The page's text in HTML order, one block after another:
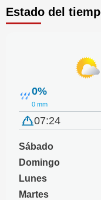
Estado del
0%
0 mm
07:24
Sábado
Domingo
Lunes
Martes